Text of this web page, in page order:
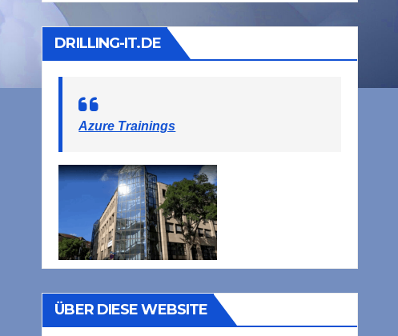
DRILLING-IT.DE
Azure Trainings
ÜBER DIESE WEBSITE